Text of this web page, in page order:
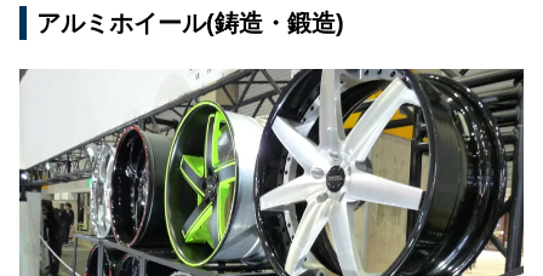
アルミホイール(鋳造・鍛造)